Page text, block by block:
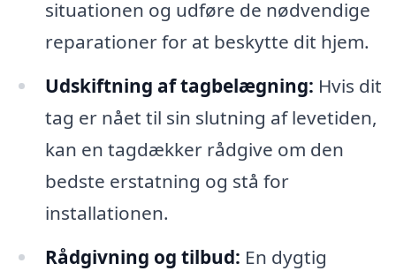
situationen og udføre de nødvendige
reparationer for at beskytte dit hjem.
Udskiftning af tagbelægning: Hvis dit
tag er nået til sin slutning af levetiden,
kan en tagdækker rådgive om den
bedste erstatning og stå for
installationen.
Rådgivning og tilbud: En dygtig